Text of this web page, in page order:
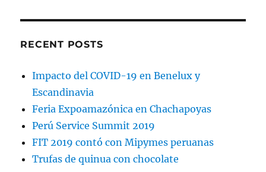
RECENT POSTS
Impacto del COVID-19 en Benelux y
Escandinavia
Feria Expoamazónica en Chachapoyas
Perú Service Summit 2019
FIT 2019 contó con Mipymes peruanas
Trufas de quinua con chocolate